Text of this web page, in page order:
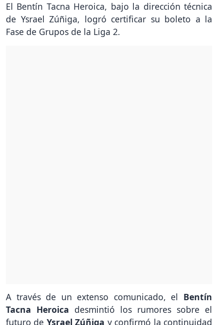
El Bentín Tacna Heroica, bajo la dirección técnica
de Ysrael Zúñiga, logró certificar su boleto a la
Fase de Grupos de la Liga 2.
A través de un extenso comunicado, el Bentín
Tacna Heroica desmintió los rumores sobre el
futuro de Ysrael Zúñiga y confirmó la continuidad